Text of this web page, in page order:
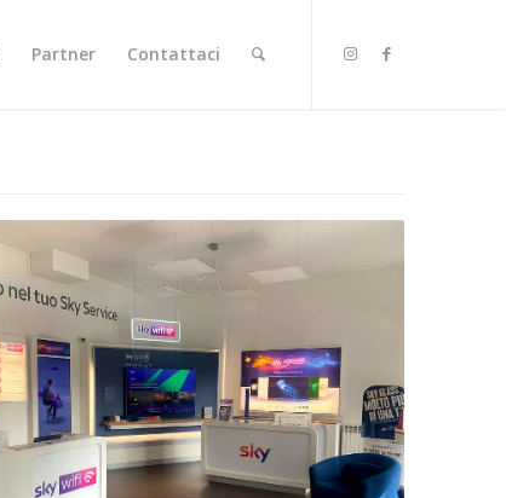
Partner Contattaci